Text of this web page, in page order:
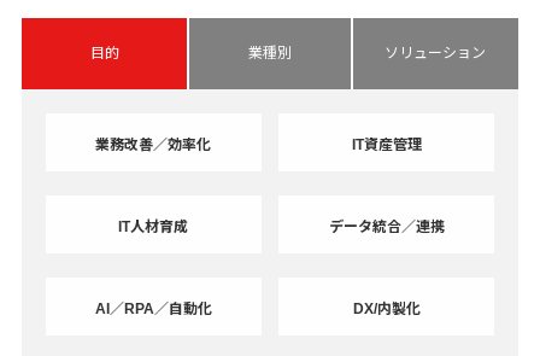
目的 業種別 ソリューション
業務改善／効率化 IT資産管理
IT人材育成 データ統合／連携
AI／RPA／自動化 DX/内製化